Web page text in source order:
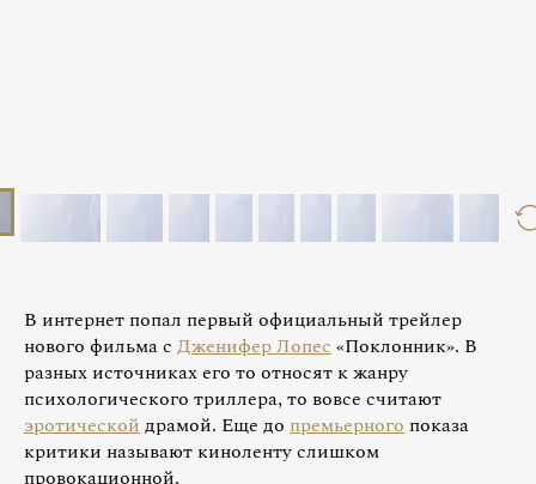
В интернет попал первый официальный трейлер
нового фильма с Дженифер Лопес«Поклонник». В
разных источниках его то относят к жанру
психологического триллера, то вовсе считают
эротическойдрамой. Еще до премьерного показа
критики называют киноленту слишком
провокационной.